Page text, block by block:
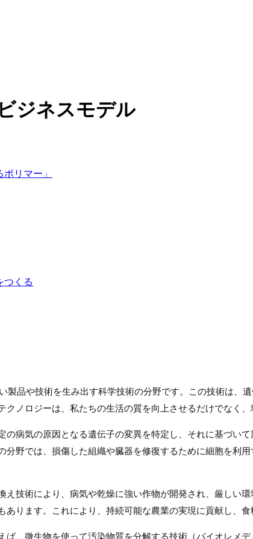
ジネスモデル
リマー」
つくる
品や技術を生み出す科学技術の分野です。この技術は、
ノロジーは、私たちの生活の質を向上させるだけでなく
病気の原因となる遺伝子の変異を特定し、それに基づい
野では、損傷した組織や臓器を修復するために細胞を利
技術により、病気や乾燥に強い作物が開発され、厳しい
ります。これにより、持続可能な農業の実現に貢献し、食
、微生物を使って汚染物質を分解する技術（バイオレメ